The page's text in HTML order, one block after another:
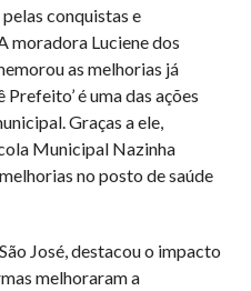
conquistas e
moradora Luciene dos
as melhorias já
é uma das ações
Graças a ele,
Municipal Nazinha
no posto de saúde
José, destacou o impacto
melhoraram a